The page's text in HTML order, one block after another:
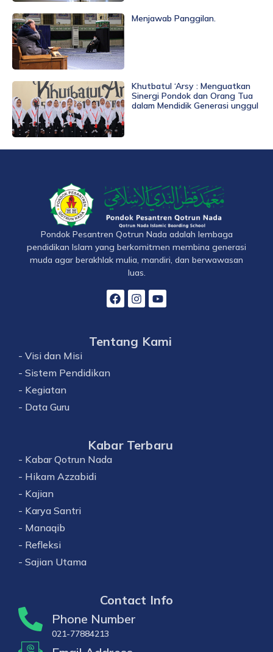
Menjawab Panggilan.
Khutbatul ‘Arsy : Menguatkan
Sinergi Pondok dan Orang Tua
dalam Mendidik Generasi unggul
Pondok Pesantren Qotrun Nada adalah lembaga
pendidikan Islam yang berkomitmen membina generasi
muda agar berakhlak mulia, mandiri, dan berwawasan
luas.
Tentang Kami
- Visi dan Misi
- Sistem Pendidikan
- Kegiatan
- Data Guru
Kabar Terbaru
- Kabar Qotrun Nada
- Hikam Azzabidi
- Kajian
- Karya Santri
- Manaqib
- Refleksi
- Sajian Utama
Contact Info
Phone Number
021-77884213